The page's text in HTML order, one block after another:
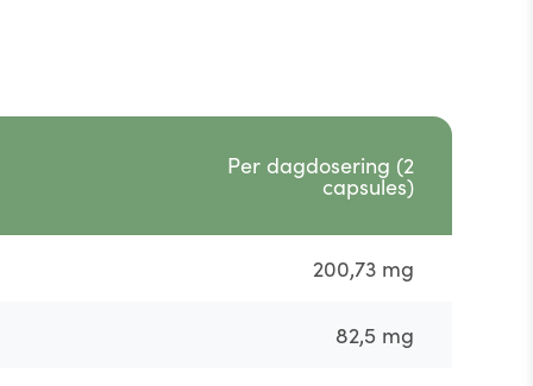
Per dagdosering (2
capsules)
200,73 mg
82,5 mg